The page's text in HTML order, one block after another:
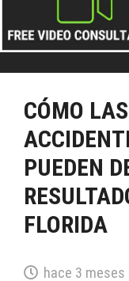
CÓMO
PUEDEN
FLORIDA
hace 3 meses